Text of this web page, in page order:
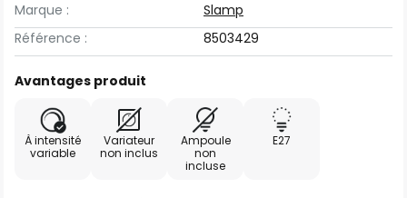
Marque :
Slamp
Référence :
8503429
Avantages produit
À intensité
variable
Variateur
non inclus
Ampoule
non
incluse
E27